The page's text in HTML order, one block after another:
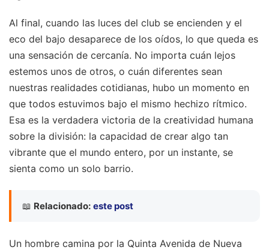
Al final, cuando las luces del club se encienden y el
eco del bajo desaparece de los oídos, lo que queda es
una sensación de cercanía. No importa cuán lejos
estemos unos de otros, o cuán diferentes sean
nuestras realidades cotidianas, hubo un momento en
que todos estuvimos bajo el mismo hechizo rítmico.
Esa es la verdadera victoria de la creatividad humana
sobre la división: la capacidad de crear algo tan
vibrante que el mundo entero, por un instante, se
sienta como un solo barrio.
📖 Relacionado: este post
Un hombre camina por la Quinta Avenida de Nueva